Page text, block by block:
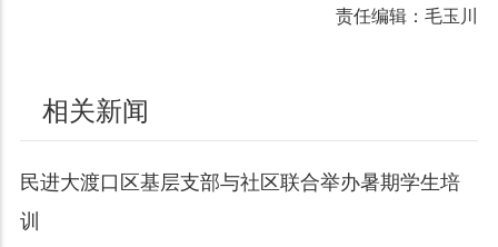
责任编辑：毛玉川
相关新闻
民进大渡口区基层支部与社区联合举办暑期学生培
训